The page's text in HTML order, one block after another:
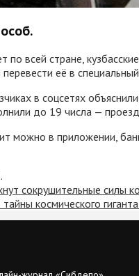
по всей стране,
перевести её в
в соцсетях
до 19 числа —
можно в приложении,
сокрушительные силы
космического